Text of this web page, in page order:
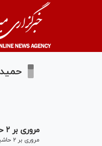
مروری بر ۲ حاشیه اعتراضی جشنواره سی‌وهفتم فجر / اعتراض‌های لوس!
مروری بر ۲ حاشیه اعتراضی جشنواره سی‌وهفتم فجر را در ادامه می‌خوانید.